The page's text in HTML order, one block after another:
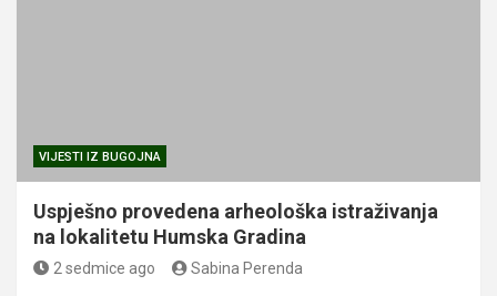
VIJESTI IZ BUGOJNA
Uspješno provedena arheološka istraživanja
na lokalitetu Humska Gradina
2 sedmice ago Sabina Perenda